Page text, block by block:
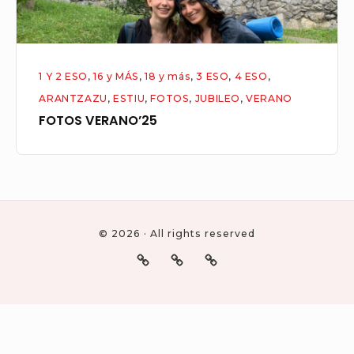
1 Y 2 ESO ,16 y MÁS ,18 y más,3 ESO, 4 ESO ,
ARANTZAZU ,ESTIU,FOTOS, JUBILEO ,VERANO
FOTOS VERANO’25
© 2026 · All rights reserved
Social
¿QUÉ
ES?
MATERIALES
IMÁGENES,
IMATGES,